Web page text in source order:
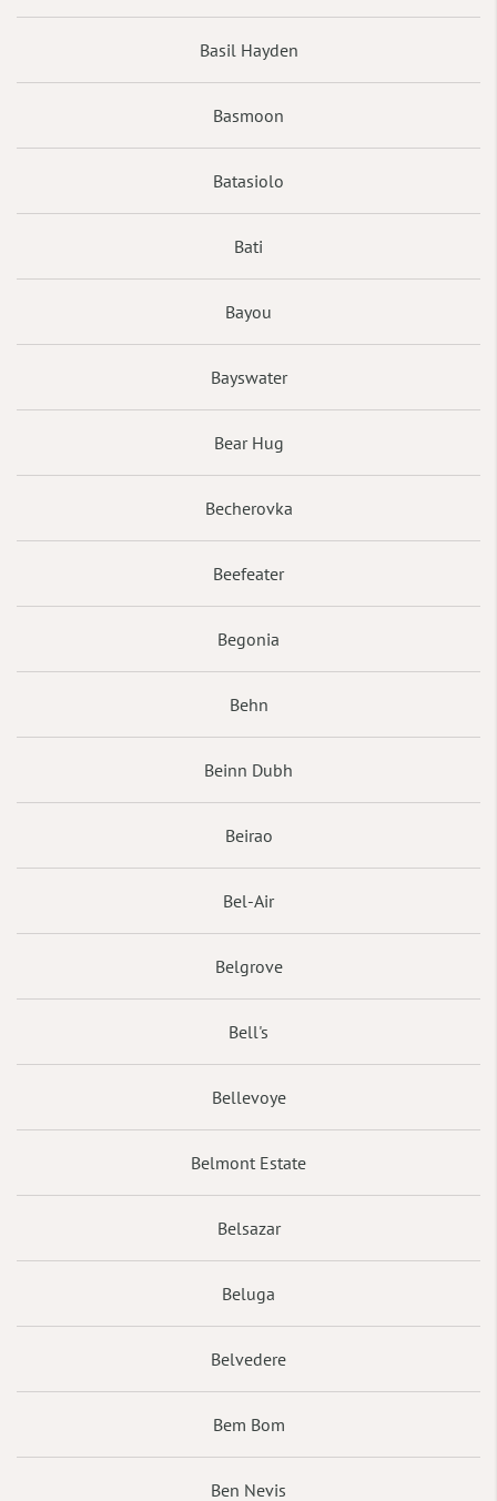
Basil Hayden
Basmoon
Batasiolo
Bati
Bayou
Bayswater
Bear Hug
Becherovka
Beefeater
Begonia
Behn
Beinn Dubh
Beirao
Bel-Air
Belgrove
Bell's
Bellevoye
Belmont Estate
Belsazar
Beluga
Belvedere
Bem Bom
Ben Nevis